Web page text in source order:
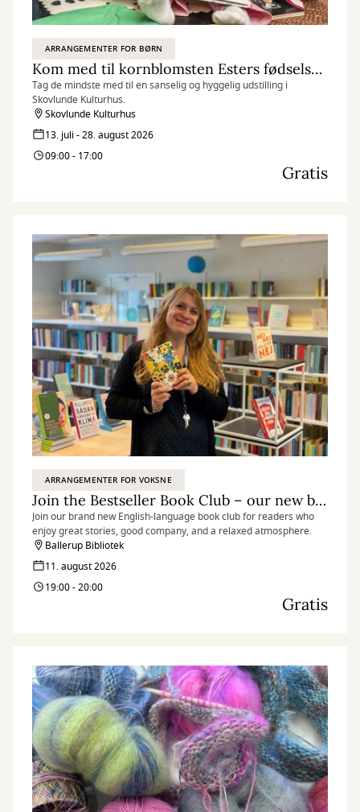
ARRANGEMENTER FOR BØRN
Kom med til kornblomsten Esters fødselsdag
Tag de mindste med til en sanselig og hyggelig udstilling i
Skovlunde Kulturhus.
Skovlunde Kulturhus
13. juli - 28. august 2026
09:00 - 17:00
Gratis
ARRANGEMENTER FOR VOKSNE
Join the Bestseller Book Club – our new book club in English
Join our brand new English-language book club for readers who
enjoy great stories, good company, and a relaxed atmosphere.
Ballerup Bibliotek
11. august 2026
19:00 - 20:00
Gratis